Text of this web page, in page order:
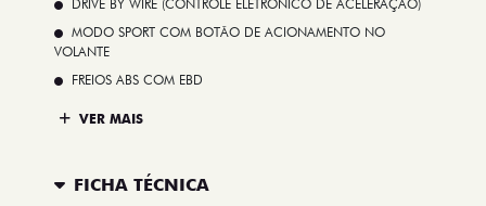
DRIVE BY WIRE (CONTROLE ELETRÔNICO DE ACELERAÇÃO)
MODO SPORT COM BOTÃO DE ACIONAMENTO NO
VOLANTE
FREIOS ABS COM EBD
VER MAIS
FICHA TÉCNICA